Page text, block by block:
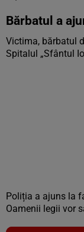
Bărbatul a
Victima, bărbatul
Spitalul „Sfântul
Poliția a ajuns la
Oamenii legii vor